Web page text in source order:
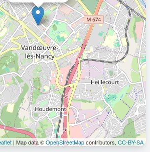
| Map data ©OpenStreetMapcontributors, CC-BY-SA